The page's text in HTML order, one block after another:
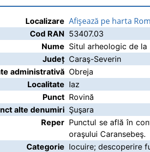
Localizare Afişează pe harta
Cod RAN 53407.03
Nume Situl arheologic de la
Județ Caraş-Severin
administrativă Obreja
Localitate Iaz
Punct Rovină
alte denumiri Şuşara
Reper Punctul se află în
oraşului Caransebeş.
Categorie locuire; descoperire